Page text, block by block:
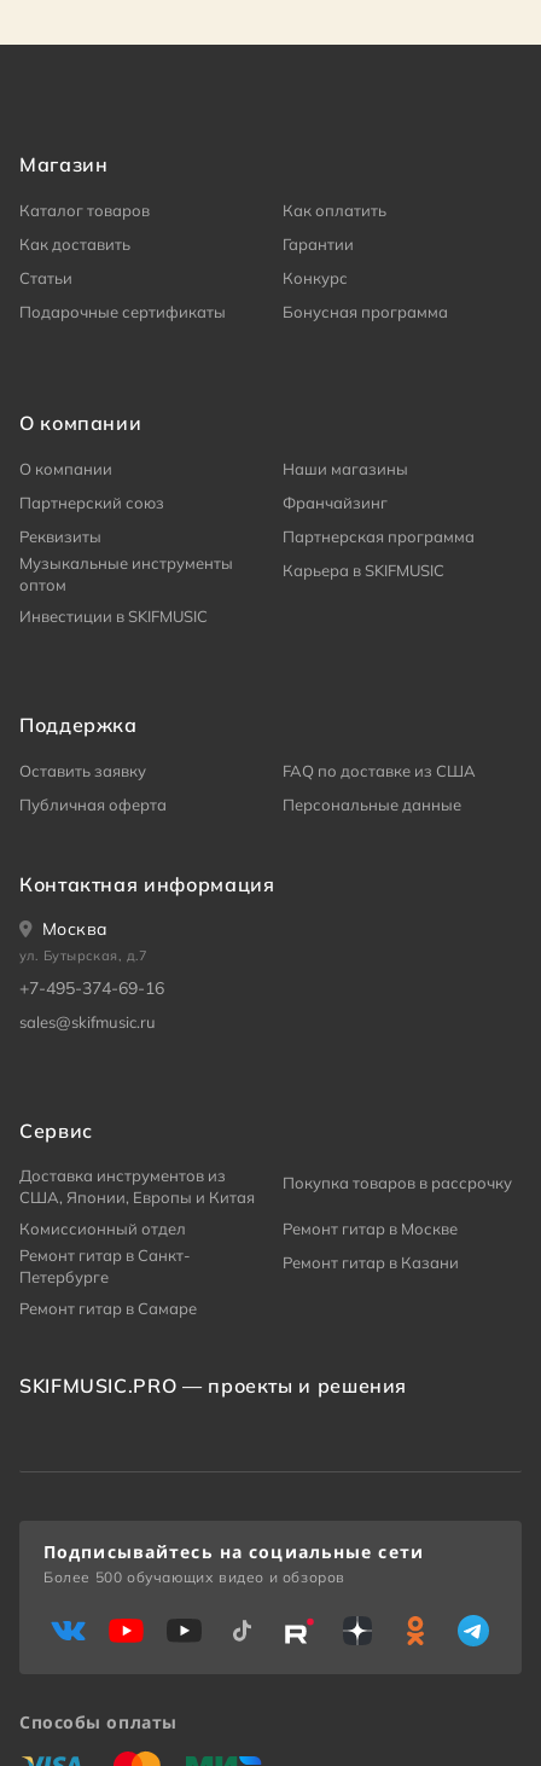
Магазин
Каталог товаров
Как оплатить
Как доставить
Гарантии
Статьи
Конкурс
Подарочные сертификаты
Бонусная программа
О компании
О компании
Наши магазины
Партнерский союз
Франчайзинг
Реквизиты
Партнерская программа
Музыкальные инструменты
оптом
Карьера в SKIFMUSIC
Инвестиции в SKIFMUSIC
Поддержка
Оставить заявку
FAQ по доставке из США
Публичная оферта
Персональные данные
Контактная информация
Москва
ул. Бутырская, д.7
+7-495-374-69-16
sales@skifmusic.ru
Сервис
Доставка инструментов из
США, Японии, Европы и Китая
Покупка товаров в рассрочку
Комиссионный отдел
Ремонт гитар в Москве
Ремонт гитар в Санкт-
Петербурге
Ремонт гитар в Казани
Ремонт гитар в Самаре
SKIFMUSIC.PRO — проекты и решения
Способы оплаты
«Виза» «Мастеркард»
«Мир»
Подписывайтесь на социальные сети
Более 500 обучающих видео и обзоров